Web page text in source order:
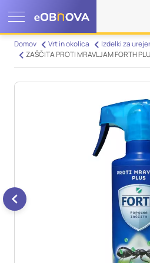
Domov Vrt in okolica Izdelki za
ZAŠČITA PROTI MRAVLJAM FORTH
Nastavitve piškotkov
Ko obiščete katero koli spletno
pridobi informacije iz vašega
piškotkov. Te informacije se lahko
nastavitve, vašo napravo ali pa
deluje v skladu z vašimi
ne razkrivajo neposredno vaše
zagotovijo bolj prilagojeno spletno
Nekatere vrste piškotkov lahko
imena kategorij, da si ogledate več
privzete nastavitve. Blokiranje
na vašo uporabo tega spletnega